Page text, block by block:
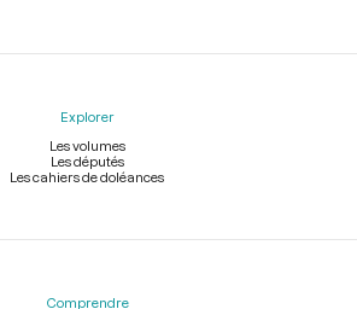
Explorer
Les volumes
Les députés
Les cahiers de doléances
Comprendre